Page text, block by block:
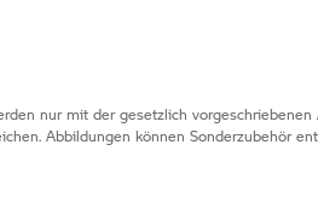
nur mit der gesetzlich
Abbildungen können Sonderzubehör